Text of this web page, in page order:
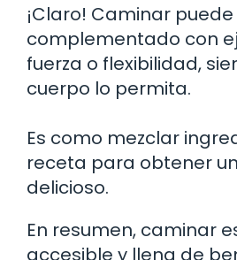
¡Claro! Caminar
complementado con
fuerza o flexibilidad,
cuerpo lo permita.
Es como mezclar
receta para obtener
delicioso.
En resumen, caminar
accesible y llena de